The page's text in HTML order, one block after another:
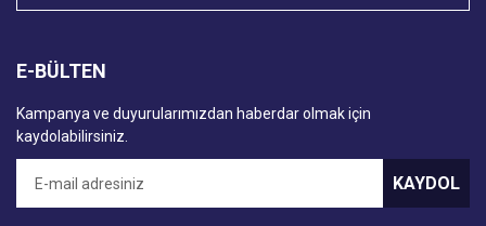
E-BÜLTEN
Kampanya ve duyurularımızdan haberdar olmak için
kaydolabilirsiniz.
KAYDOL